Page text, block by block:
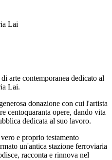
Lai
arte contemporanea dedicato al
Lai.
donazione con cui l'artista
centoquaranta opere, dando vita
dedicata al suo lavoro.
e proprio testamento
un'antica stazione ferroviaria
racconta e rinnova nel